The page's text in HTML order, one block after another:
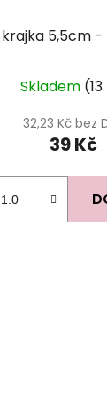
5,5cm
Skladem
32,23 Kč bez
39 Kč